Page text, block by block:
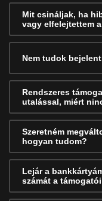
Mit csináljak, ha
vagy elfelejtettem
Nem tudok
Rendszeres
utalással, miért
Szeretném
hogyan tudom?
Lejár a
számát a